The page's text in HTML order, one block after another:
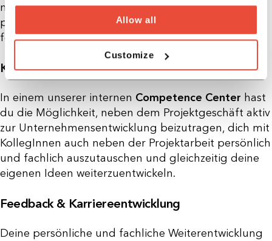
Allow all
Customize
maßgeschneidertenTrainingsprogramm, das deine
persönliche und fachliche Entwicklung optimal
fördert.
Know-how Sharing
In einem unserer internen Competence Center hast
du die Möglichkeit, neben dem Projektgeschäft aktiv
zur Unternehmensentwicklung beizutragen, dich mit
KollegInnen auch neben der Projektarbeit persönlich
und fachlich auszutauschen und gleichzeitig deine
eigenen Ideen weiterzuentwickeln.
Feedback & Karriereentwicklung
Deine persönliche und fachliche Weiterentwicklung